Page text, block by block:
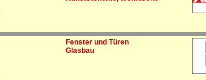
Fenster und Türen
Glasbau